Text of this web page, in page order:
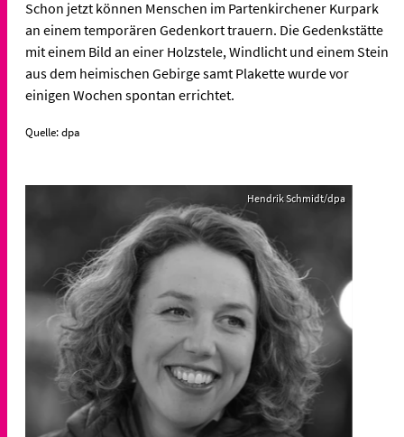
Schon jetzt können Menschen im Partenkirchener Kurpark
an einem temporären Gedenkort trauern. Die Gedenkstätte
mit einem Bild an einer Holzstele, Windlicht und einem Stein
aus dem heimischen Gebirge samt Plakette wurde vor
einigen Wochen spontan errichtet.
Quelle: dpa
Hendrik Schmidt/dpa